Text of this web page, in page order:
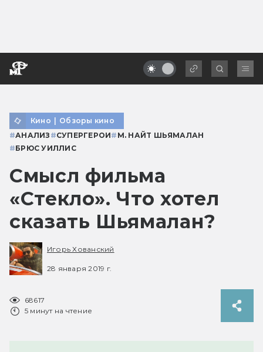
Кино | Обзоры кино
#АНАЛИЗ #СУПЕРГЕРОИ# М. НАЙТ ШЬЯМАЛАН
#БРЮС УИЛЛИС
Смысл фильма
«Стекло». Что хотел
сказать Шьямалан?
Игорь Хованский
28 января 2019 г.
68617
5 минут на чтение